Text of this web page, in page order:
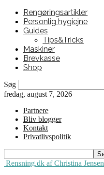
Rengøringsartikler
Personlig hygiejne
Guides
Tips&Tricks
Maskiner
Brevkasse
Shop
Søg
fredag, august 7, 2026
Partnere
Bliv blogger
Kontakt
Privatlivspolitik
Rensning.dk af Christina Jensen